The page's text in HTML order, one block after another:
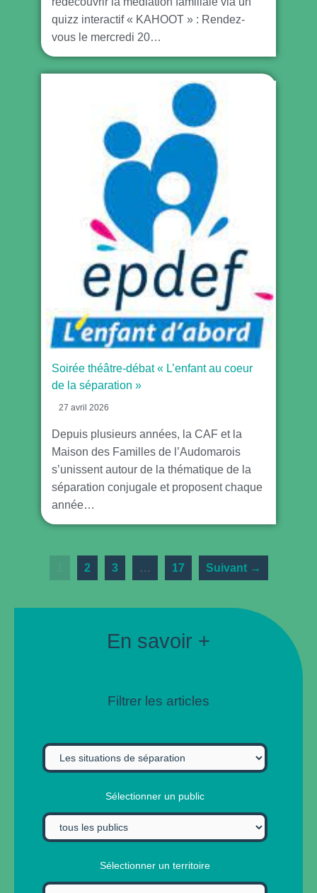
quizz interactif « KAHOOT » : Rendez-
vous le mercredi 20…
Soirée théâtre-débat « L’enfant au coeur
de la séparation »
27 avril 2026
Depuis plusieurs années, la CAF et la
Maison des Familles de l’Audomarois
s’unissent autour de la thématique de la
séparation conjugale et proposent chaque
année…
2 3 … 17 Suivant →
En savoir +
Filtrer les articles
Sélectionner un public
Sélectionner un territoire